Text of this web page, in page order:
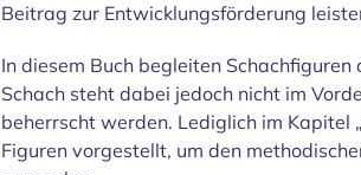
Beitrag zur Entwicklungsförderung
In diesem Buch begleiten
Schach steht dabei jedoch nicht im
beherrscht werden. Lediglich im Kapitel
Figuren vorgestellt, um den